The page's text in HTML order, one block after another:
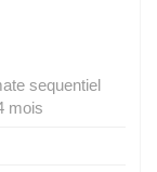
sequentiel
mois